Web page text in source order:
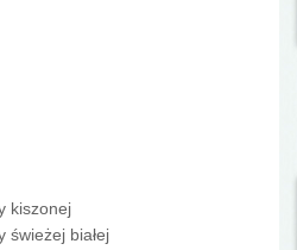
kiszonej
świeżej białej